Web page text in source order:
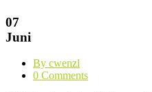
07
Juni
By cwenzl
0 Comments